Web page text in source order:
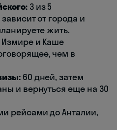
3 из 5
зависит от города и
жить.
Измире и Каше
чем в
60 дней, затем
и вернуться еще на 30
рейсами до Анталии,